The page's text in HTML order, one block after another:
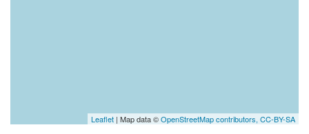
Leaflet | Map data ©OpenStreetMap contributors, CC-BY-SA